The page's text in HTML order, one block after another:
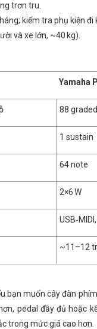
trơn tru.
kiểm tra phụ kiện đi
và xe lớn, ~40 kg).
Yamaha
88
1 sustain
64 note
2×6 W
~11–12
bạn muốn cây đàn
pedal đầy đủ hoặc
trong mức giá cao hơn.